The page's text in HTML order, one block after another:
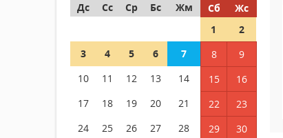
Дс
Сс Ср Бс Жм Сб
Жс
1
2
3
4 5 6 7 8
9
10
11 12 13 14 15
16
17
18 19 20 21 22
23
24
25 26 27 28 29 30